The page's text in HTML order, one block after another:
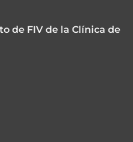
de FIV de la Clínica de